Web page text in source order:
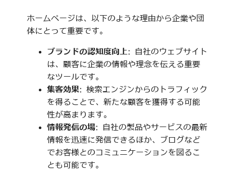
ホームページは、以下のような理由から企業や団
体にとって重要です。
ブランドの認知度向上: 自社のウェブサイト
は、顧客に企業の情報や理念を伝える重要
なツールです。
集客効果: 検索エンジンからのトラフィック
を得ることで、新たな顧客を獲得する可能
性が高まります。
情報発信の場: 自社の製品やサービスの最新
情報を迅速に発信できるほか、ブログなど
でお客様とのコミュニケーションを図るこ
とも可能です。